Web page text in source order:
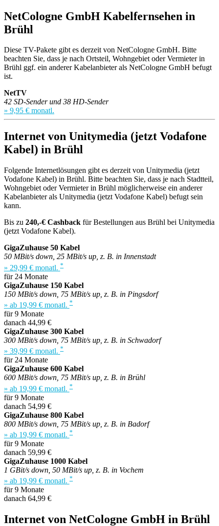
NetCologne GmbH Kabelfernsehen in
Brühl
Diese TV-Pakete gibt es derzeit von NetCologne GmbH. Bitte
beachten Sie, dass je nach Ortsteil, Wohngebiet oder Vermieter in
Brühl ggf. ein anderer Kabelanbieter als NetCologne GmbH befugt
ist.
NetTV
42 SD-Sender und 38 HD-Sender
» 9,95 € monatl.
Internet von Unitymedia (jetzt Vodafone
Kabel) in Brühl
Folgende Internetlösungen gibt es derzeit von Unitymedia (jetzt
Vodafone Kabel) in Brühl. Bitte beachten Sie, dass je nach Stadtteil,
Wohngebiet oder Vermieter in Brühl möglicherweise ein anderer
Kabelanbieter als Unitymedia (jetzt Vodafone Kabel) befugt sein
kann.
Bis zu 240,-€ Cashback für Bestellungen aus Brühl bei Unitymedia
(jetzt Vodafone Kabel).
GigaZuhause 50 Kabel
50 MBit/s down, 25 MBit/s up, z. B. in Innenstadt
» 29,99 € monatl. *
für 24 Monate
GigaZuhause 150 Kabel
150 MBit/s down, 75 MBit/s up, z. B. in Pingsdorf
» ab 19,99 € monatl. *
für 9 Monate
danach 44,99 €
GigaZuhause 300 Kabel
300 MBit/s down, 75 MBit/s up, z. B. in Schwadorf
» 39,99 € monatl. *
für 24 Monate
GigaZuhause 600 Kabel
600 MBit/s down, 75 MBit/s up, z. B. in Brühl
» ab 19,99 € monatl. *
für 9 Monate
danach 54,99 €
GigaZuhause 800 Kabel
800 MBit/s down, 75 MBit/s up, z. B. in Badorf
» ab 19,99 € monatl. *
für 9 Monate
danach 59,99 €
GigaZuhause 1000 Kabel
1 GBit/s down, 50 MBit/s up, z. B. in Vochem
» ab 19,99 € monatl. *
für 9 Monate
danach 64,99 €
Internet von NetCologne GmbH in Brühl